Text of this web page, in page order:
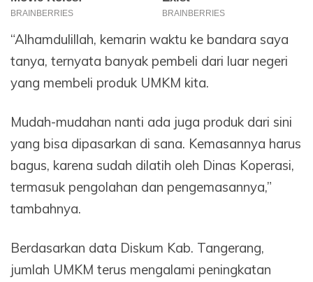
“Alhamdulillah, kemarin waktu ke bandara saya
tanya, ternyata banyak pembeli dari luar negeri
yang membeli produk UMKM kita.
Mudah-mudahan nanti ada juga produk dari sini
yang bisa dipasarkan di sana. Kemasannya harus
bagus, karena sudah dilatih oleh Dinas Koperasi,
termasuk pengolahan dan pengemasannya,”
tambahnya.
Berdasarkan data Diskum Kab. Tangerang,
jumlah UMKM terus mengalami peningkatan